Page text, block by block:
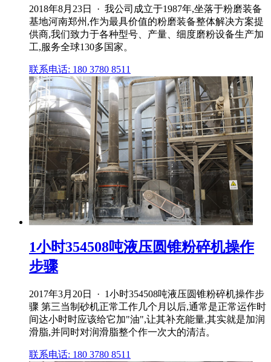
2018年8月23日 · 我公司成立于1987年,坐落于粉磨装备
基地河南郑州,作为最具价值的粉磨装备整体解决方案提
供商,我们致力于各种型号、产量、细度磨粉设备生产加
工,服务全球130多国家。
联系电话: 180 3780 8511
1小时354508吨液压圆锥粉碎机操作
步骤
2017年3月20日 · 1小时354508吨液压圆锥粉碎机操作步
骤 第三当制砂机正常工作几个月以后,通常是正常运作时
间达小时时应该给它加"油",让其补充能量,其实就是加润
滑脂,并同时对润滑脂整个作一次大的清洁。
联系电话: 180 3780 8511